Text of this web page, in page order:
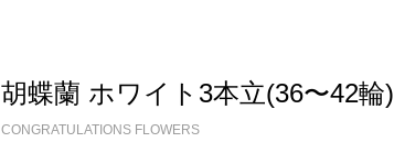
胡蝶蘭 ホワイト3本立(36〜42輪)
CONGRATULATIONS FLOWERS